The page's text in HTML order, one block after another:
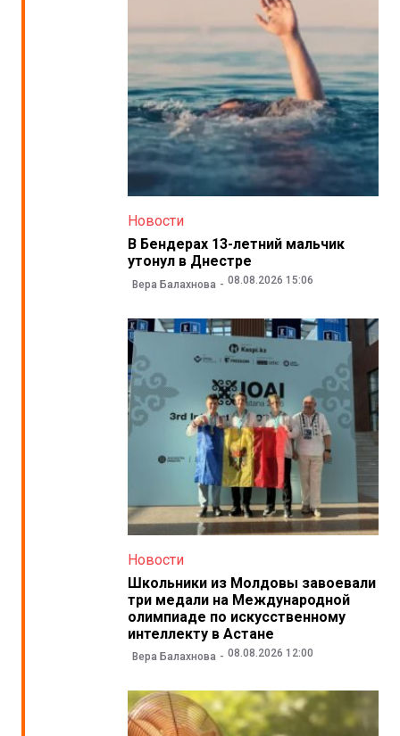
Новости
В Бендерах 13-летний мальчик
утонул в Днестре
Вера Балахнова 08.08.2026 15:06
Новости
Школьники из Молдовы завоевали
три медали на Международной
олимпиаде по искусственному
интеллекту в Астане
Вера Балахнова 08.08.2026 12:00